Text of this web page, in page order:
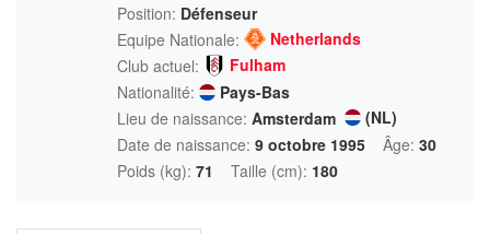
Position: Défenseur
Equipe Nationale:
Netherlands
Club actuel:
Fulham
Nationalité:
Pays-Bas
Lieu de naissance: Amsterdam
(NL)
Date de naissance: 9 octobre 1995 Âge: 30
Poids (kg): 71 Taille (cm): 180